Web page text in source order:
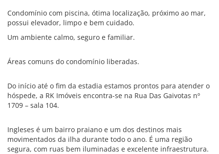
Condomínio com piscina, ótima localização, próximo ao mar,
possui elevador, limpo e bem cuidado.
Um ambiente calmo, seguro e familiar.
Áreas comuns do condomínio liberadas.
Do início até o fim da estadia estamos prontos para atender o
hóspede, a RK Imóveis encontra-se na Rua Das Gaivotas nº
1709 – sala 104.
Ingleses é um bairro praiano e um dos destinos mais
movimentados da ilha durante todo o ano. É uma região
segura, com ruas bem iluminadas e excelente infraestrutura.